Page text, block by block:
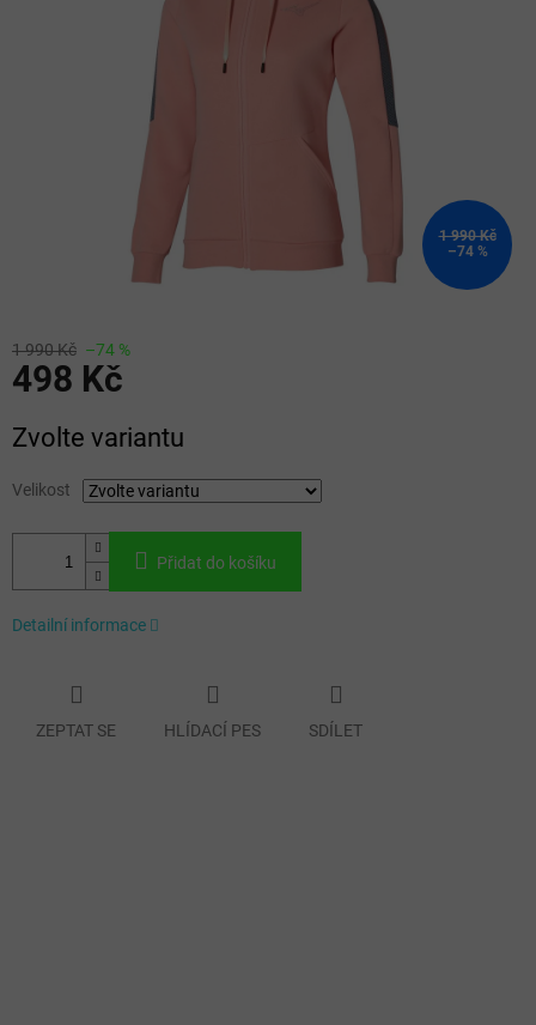
1 990 Kč
–74 %
1 990 Kč –74 %
498 Kč
cena:
Zvolte variantu
Velikost
Přidat do košíku
Detailní informace
ZEPTAT SE HLÍDACÍ PES SDÍLET